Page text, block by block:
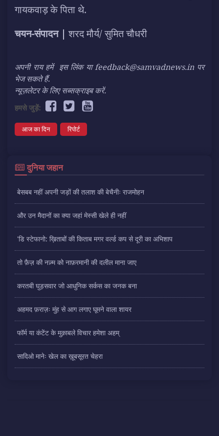
गायकवाड़ के पिता थे.
चयन-संपादन | शरद मौर्य/ सुमित चौधरी
अपनी राय हमें इस लिंक या feedback@samvadnews.in पर
भेज सकते हैं.
न्यूज़लेटर के लिए सब्सक्राइब करें.
हमसे जुड़ें:
आज का दिन रिपोर्ट
दुनिया जहान
बेसबब नहीं अपनी जड़ों की तलाश की बेचैनीः राजमोहन
और उन मैदानों का क्या जहां मेस्सी खेले ही नहीं
'डि स्टेफानो: ख़िताबों की किताब मगर वर्ल्ड कप से दूरी का अभिशाप
तो फ़ैज़ की नज़्म को नाफ़रमानी की दलील माना जाए
करतबी घुड़सवार जो आधुनिक सर्कस का जनक बना
अहमद फ़राज़ः मुंह से आग लगाए घूमने वाला शायर
फॉर्म या कंटेंट के मुक़ाबले विचार हमेशा अहम्
सादिओ मानेः खेल का ख़ूबसूरत चेहरा